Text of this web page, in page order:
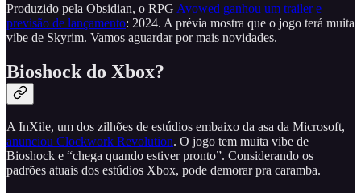
Produzido pela Obsidian, o RPG Avowed ganhou um trailer e
previsão de lançamento: 2024. A prévia mostra que o jogo terá muita
vibe de Skyrim. Vamos aguardar por mais novidades.
Bioshock do Xbox?
A InXile, um dos zilhões de estúdios embaixo da asa da Microsoft,
anunciou Clockwork Revolution. O jogo tem muita vibe de
Bioshock e “chega quando estiver pronto”. Considerando os
padrões atuais dos estúdios Xbox, pode demorar pra caramba.